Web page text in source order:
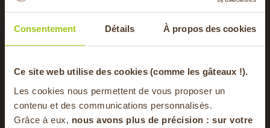
Consentement Détails À propos des cookies
Ce site web utilise des cookies (comme les gâteaux !).
Les cookies nous permettent de vous proposer un
contenu et des communications personnalisés.
Grâce à eux, nous avons plus de précision : sur votre
Vous aimerez aussi
-20% offerts sur